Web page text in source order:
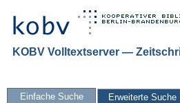
KOBV Volltextserver —
Einfache Suche Erweiterte Suche